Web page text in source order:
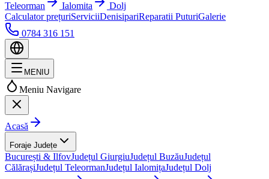
Teleorman
Ialomita
Dolj
Calculator prețuriServiciiDenisipariReparatii PuturiGalerie
0784 316 151
MENIU
Meniu Navigare
Acasă
Foraje Județe
București & IlfovJudețul GiurgiuJudețul BuzăuJudețul
CălărașiJudețul TeleormanJudețul IalomițaJudețul Dolj